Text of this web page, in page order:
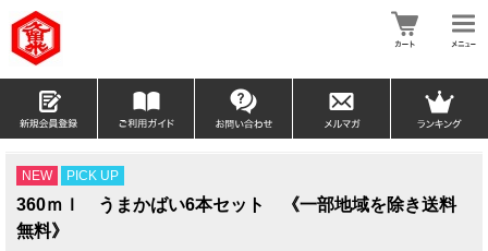
NEW PICK UP
360ｍｌ うまかばい6本セット 《一部地域を除き送料
無料》